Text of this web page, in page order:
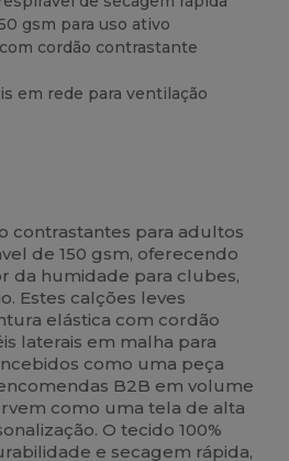
gsm para uso ativo
cordão contrastante
em rede para ventilação
contrastantes para adultos
de 150 gsm, oferecendo
da humidade para clubes,
Estes calções leves
elástica com cordão
laterais em malha para
como uma peça
B2B em volume
como uma tela de alta
O tecido 100%
e secagem rápida,